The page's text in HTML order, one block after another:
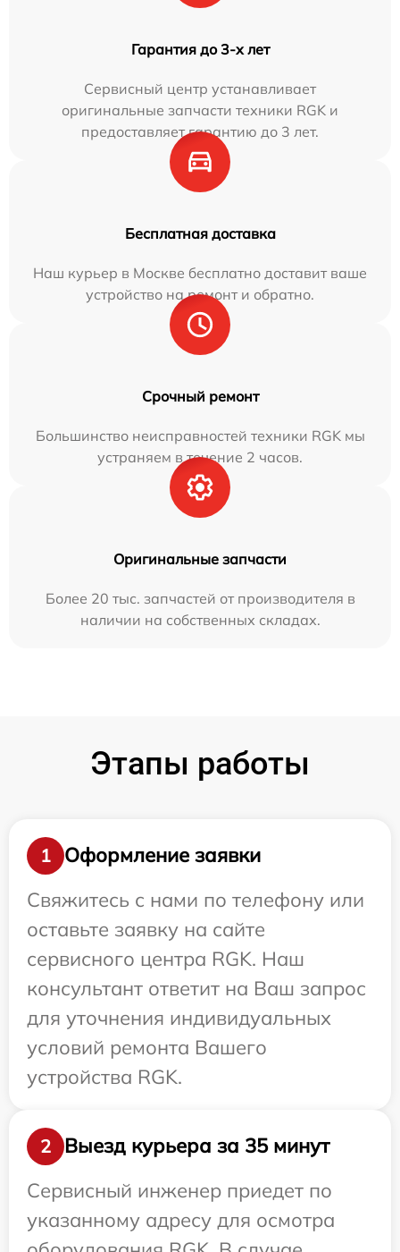
Гарантия до 3-х лет
Сервисный центр устанавливает
оригинальные запчасти техники RGK и
предоставляет гарантию до 3 лет.
Бесплатная доставка
Наш курьер в Москве бесплатно доставит ваше
устройство на ремонт и обратно.
Срочный ремонт
Большинство неисправностей техники RGK мы
устраняем в течение 2 часов.
Оригинальные запчасти
Более 20 тыс. запчастей от производителя в
наличии на собственных складах.
Этапы работы
1
Оформление заявки
Свяжитесь с нами по телефону или
оставьте заявку на сайте
сервисного центра RGK. Наш
консультант ответит на Ваш запрос
для уточнения индивидуальных
условий ремонта Вашего
устройства RGK.
2
Выезд курьера за 35 минут
Сервисный инженер приедет по
указанному адресу для осмотра